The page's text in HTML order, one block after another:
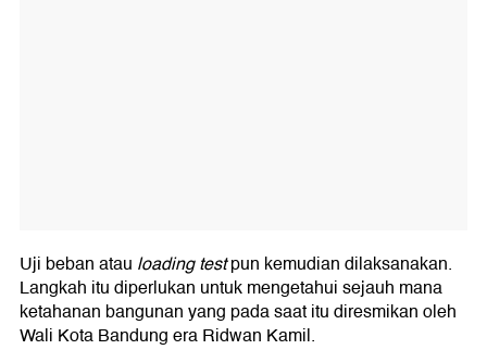
Uji beban atau loading testpun kemudian dilaksanakan.
Langkah itu diperlukan untuk mengetahui sejauh mana
ketahanan bangunan yang pada saat itu diresmikan oleh
Wali Kota Bandung era Ridwan Kamil.